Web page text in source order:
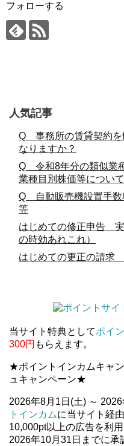
フォローする
人気記事
Q 事務所の賃貸契約を
なりますか？
Q 令和8年分の類似業
業種目別株価等について
Q 自動販売機設置手
等
はじめての修正申告
の時効あれこれ）
はじめての更正の請求
当サイト特典としてポイ
300円 もらえます。
★ポイントインカムキャ
ュキャンペーン★
2026年8月1日(土) ～
トインカムに当サイト経
10,000pt以上の広告を利
2026年10月31日までに承